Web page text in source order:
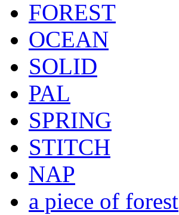
FOREST
OCEAN
SOLID
PAL
SPRING
STITCH
NAP
a piece of forest